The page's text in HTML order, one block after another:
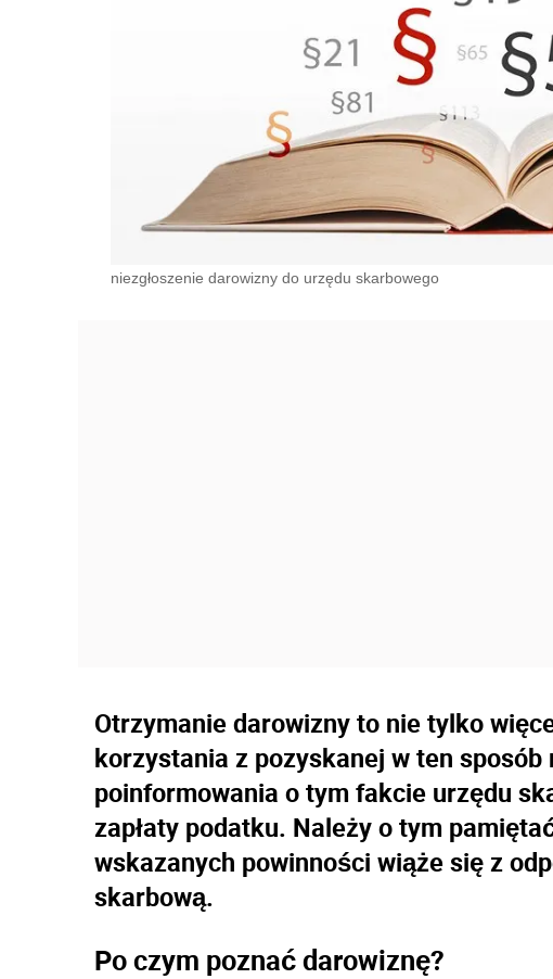
niezgłoszenie darowizny do urzędu skarbowego
Otrzymanie darowizny to nie tylko
korzystania z pozyskanej w ten
poinformowania o tym fakcie urzędu
zapłaty podatku. Należy o tym
wskazanych powinności wiąże się z
skarbową.
Po czym poznać darowiznę?